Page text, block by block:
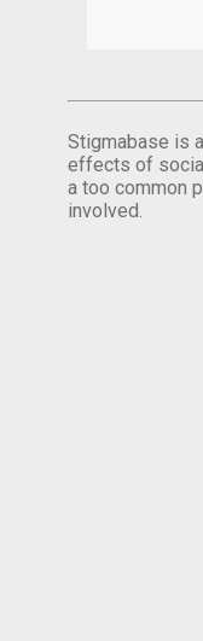
Stigmabase is
effects of
a too common
involved.